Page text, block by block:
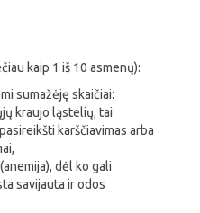
kaip 1 iš 10 asmenų):
sumažėję skaičiai:
kraujo ląstelių; tai
karščiavimas arba
dėl ko gali
savijauta ir odos